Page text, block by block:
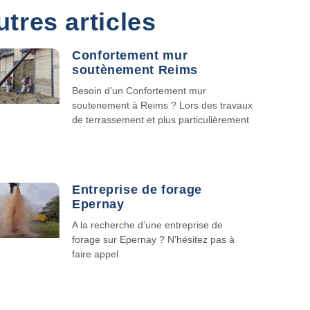
articles
Confortement mur
soutènement Reims
Besoin d’un Confortement mur
soutenement à Reims ? Lors des travaux
de terrassement et plus particulièrement
Entreprise de forage
Epernay
A la recherche d’une entreprise de
forage sur Epernay ? N’hésitez pas à
faire appel